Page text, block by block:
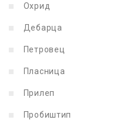
Охрид
Дебарца
Петровец
Пласница
Прилеп
Пробиштип